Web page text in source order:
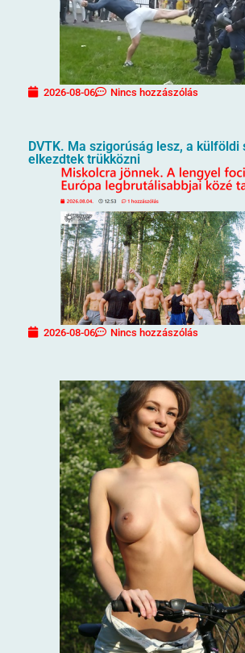
2026-08-06 Nincs hozzászólás
DVTK. Ma szigorúság lesz, a külföldi
elkezdtek trükközni
2026-08-06 Nincs hozzászólás